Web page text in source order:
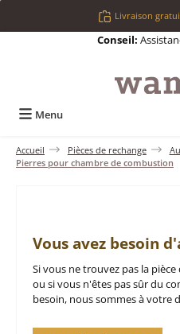
Passer au contenu principal
Livraison
Conseil:
Menu
Accueil Pièces de rechange
Pierres pour chambre de combustion
Vous avez besoin
Si vous ne trouvez pas la
ou si vous n'êtes pas sûr du
besoin, nous sommes à votre